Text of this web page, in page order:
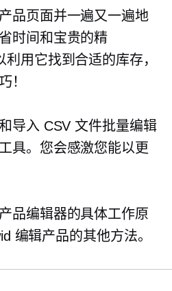
品页面并一遍又一遍地
时间和宝贵的精
利用它找到合适的库存，
！
导入 CSV 文件批量编辑
具。您会感激您能以更
品编辑器的具体工作原
编辑产品的其他方法。